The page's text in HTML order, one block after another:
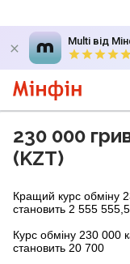
Multi від
230 000
(KZT)
Кращий курс обміну
становить 2 555
Курс обміну 230 000
становить 20 700